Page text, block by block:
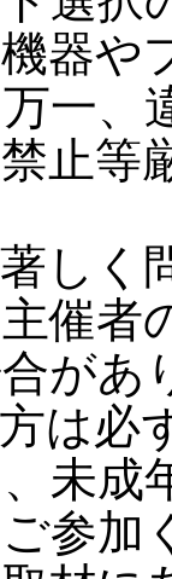
器や
一、
止等
しく
催者
があ
は必
未成
参加